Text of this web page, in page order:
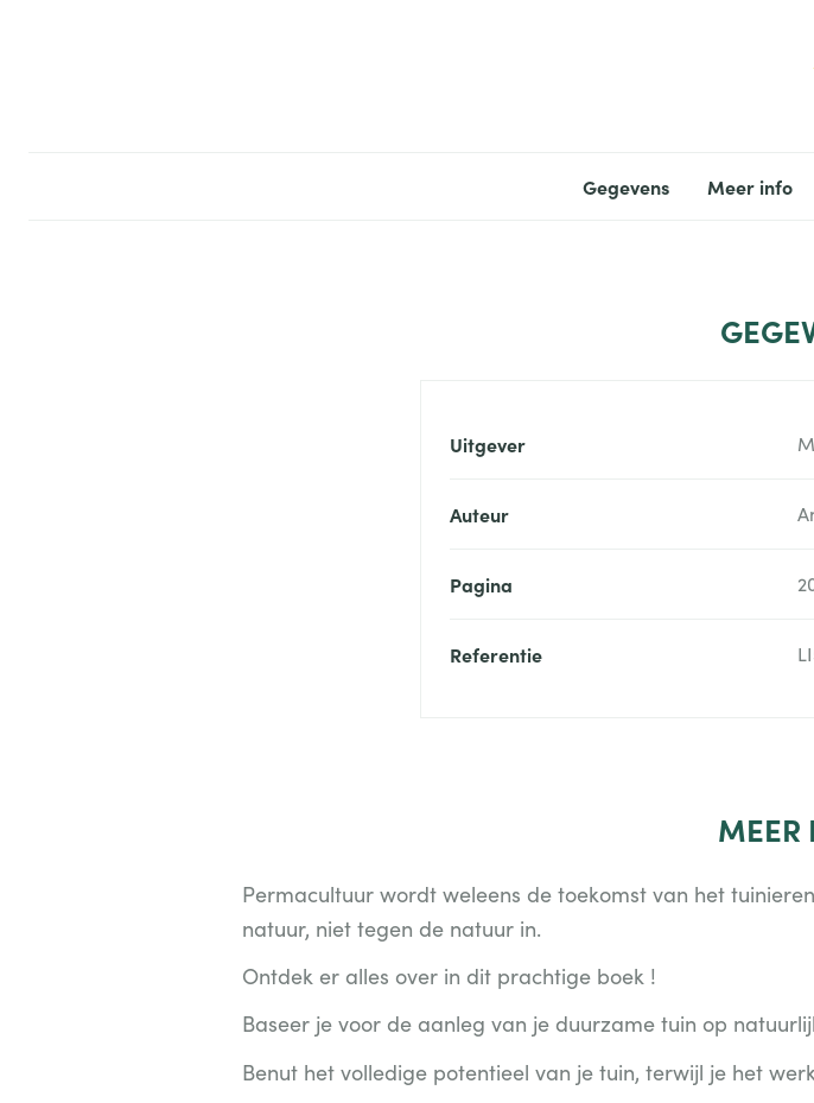
Gegevens Meer info
Uitgever
Auteur
Pagina
Referentie
MEER
Permacultuur wordt weleens de toekomst van het
natuur, niet tegen de natuur in.
Ontdek er alles over in dit prachtige boek !
Baseer je voor de aanleg van je duurzame tuin op
Benut het volledige potentieel van je tuin, terwijl je het